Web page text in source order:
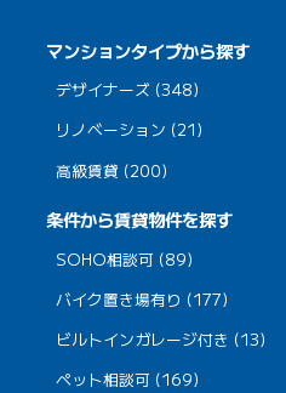
マンションタイプから探す
デザイナーズ (348)
リノベーション (21)
高級賃貸 (200)
条件から賃貸物件を探す
SOHO相談可 (89)
バイク置き場有り (177)
ビルトインガレージ付き (13)
ペット相談可 (169)